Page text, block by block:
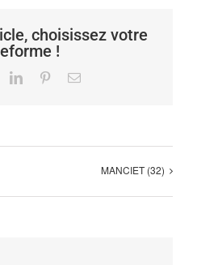
choisissez votre
!
LinkedInPinterestEmail
MANCIET (32)